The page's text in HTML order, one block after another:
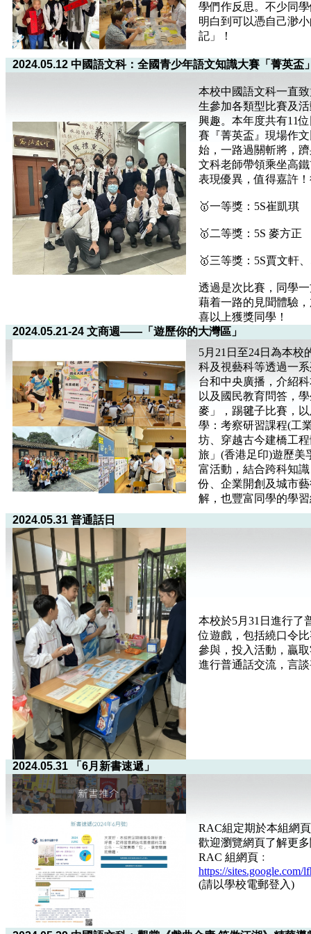
學們作反思。不少同
明白到可以憑自己渺
記」！
2024.05.12 中國語文科：全國青少年語文知識大賽「菁英盃
本校中國語文科一直
生參加各類型比賽及
興趣。本年度共有11
賽『菁英盃』現場作
始，一路過關斬將，
文科老師帶領乘坐高
表現優異，值得嘉許
🥇一等獎：5S崔凱琪
🥇二等獎：5S 麥方正
🥇三等獎：5S賈文軒
透過是次比賽，同學
藉着一路的見聞體驗
喜以上獲獎同學！
2024.05.21-24 文商週——「遊歷你的大灣區」
5月21日至24日為本校
科及視藝科等透過一
台和中央廣播，介紹
以及國民教育問答，
麥」，踢毽子比賽，
學：考察研習課程(工
坊、穿越古今建橋工
旅」(香港足印)遊歷美
富活動，結合跨科知
份、企業開創及城市
解，也豐富同學的學
2024.05.31 普通話日
本校於5月31日進行了
位遊戲，包括繞口令
參與，投入活動，贏
進行普通話交流，言
2024.05.31 「6月新書速遞」
RAC組定期於本組網
歡迎瀏覽網頁了解更
RAC 組網頁﹕
https://sites.google.com/
(請以學校電郵登入)